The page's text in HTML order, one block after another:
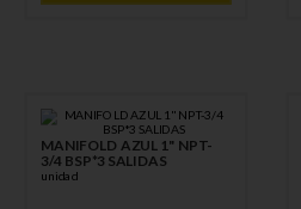
MANIFOLD AZUL 1" NPT-
3/4 BSP*3 SALIDAS
unidad